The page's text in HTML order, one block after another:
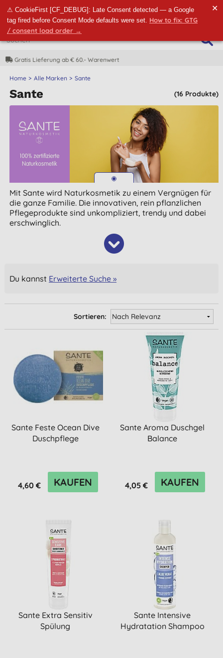
⚠ CookieFirst [CF_DEBUG]: Late Consent detected — a Google
tag fired before Consent Mode defaults were set. How to fix: GTG
/ consent load order →
✕
CO2-neutrale Lieferung
Home Alle Marken Sante
(16 Produkte)
Sante
Mit Sante wird Naturkosmetik zu einem Vergnügen für
die ganze Familie. Die innovativen, rein pflanzlichen
Pflegeprodukte sind unkompliziert, trendy und dabei
erschwinglich.
Du kannst Erweiterte Suche »
Sortieren:
Sante Feste Ocean Dive
Duschpflege
4,60 € KAUFEN
Sante Aroma Duschgel
Balance
4,05 € KAUFEN
Sante Extra Sensitiv
Spülung
Sante Intensive
Hydratation Shampoo